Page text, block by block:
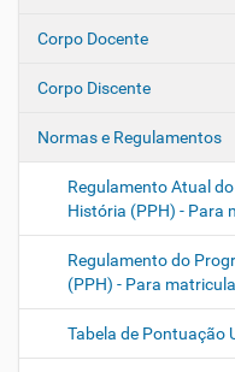
a
ç
o
Corpo Docente
Corpo Discente
Normas e Regulamentos
Regulamento Atual
História (PPH) - Para
Regulamento do
(PPH) - Para
Tabela de Pontuação